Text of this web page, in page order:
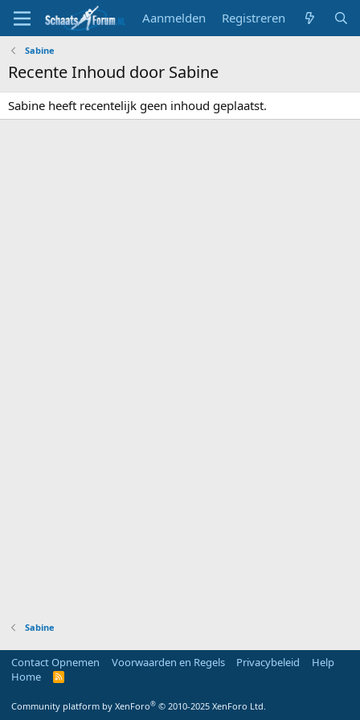
Aanmelden Registreren
Sabine
Recente Inhoud door Sabine
Sabine heeft recentelijk geen inhoud geplaatst.
Sabine
Contact Opnemen Voorwaarden en Regels Privacybeleid
Help
Home
R
Community platform by XenForo® © 2010-2025 XenForo Ltd.